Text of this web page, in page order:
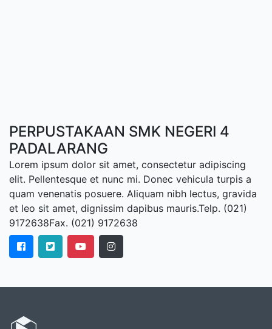
PERPUSTAKAAN SMK NEGERI 4
PADALARANG
Lorem ipsum dolor sit amet, consectetur adipiscing
elit. Pellentesque et nunc mi. Donec vehicula turpis a
quam venenatis posuere. Aliquam nibh lectus, gravida
et leo sit amet, dignissim dapibus mauris.Telp. (021)
9172638Fax. (021) 9172638